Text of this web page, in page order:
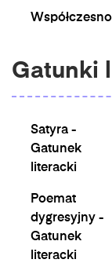
Gatunki
Satyra -
Gatunek
literacki
Poemat
dygresyjny -
Gatunek
literacki